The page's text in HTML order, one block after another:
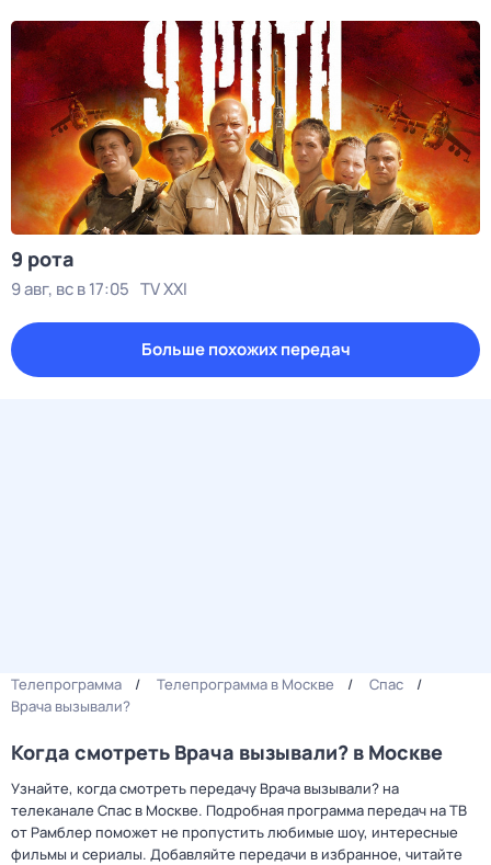
9 рота
9 авг, вс в 17:05 TV XXI
Больше похожих передач
Телепрограмма Телепрограмма в Москве
Спас
Врача вызывали?
Когда смотреть Врача вызывали? в Москве
Узнайте, когда смотреть передачу Врача вызывали? на
телеканале Спас в Москве. Подробная программа передач на ТВ
от Рамблер поможет не пропустить любимые шоу, интересные
фильмы и сериалы. Добавляйте передачи в избранное, читайте